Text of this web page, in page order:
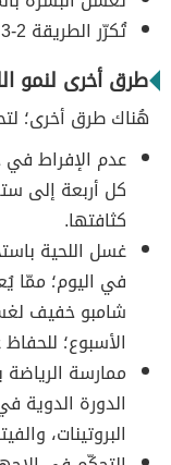
تُكرّر الطريقة 2-3 مرّات في الأسبوع.
طرق أخرى لنمو
هُناك طرق أخرى؛
عدم الإفراط في
كل أربعة إلى
كثافتها.
غسل اللحية
في اليوم؛ ممّا
شامبو خفيف
الأسبوع؛
ممارسة
الدورة الدوية
البروتينات،